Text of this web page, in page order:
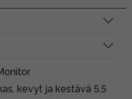
kevyt ja kestävä 5,5